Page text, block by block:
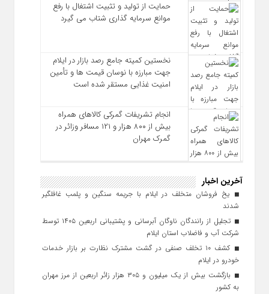
حمایت از تولید و تثبیت اشتغال با رفع
موانع سرمایه‌ گذاری شتاب می‌ گیرد
نخستین کمیته جامع رصد بازار در ایلام
جهت مبارزه با نوسان قیمت‌ ها و تأمین
امنیت غذایی مستقر شده است
انجام تشریفات گمرکی کالاهای همراه
بیش از ۸۰۰ هزار و ۱۲۱ مسافر وزائر در
گمرک مهران
آخرین اخبار
یخ‌ فروشان متخلف در ایلام با جریمه سنگین و پلمب غافلگیر
شدند
تجلیل از رانندگان ناوگان آبرسانی و پشتیبانی اربعین ۱۴۰۵ توسط
شرکت آب و فاضلاب استان ایلام
کشف ۱۰ تخلف صنفی در گشت مشترک نظارت بر بازار خدمات
خودرو در ایلام
بازگشت بیش از یک میلیون و ۳۰۵ هزار زائر اربعین از مرز مهران
به کشور